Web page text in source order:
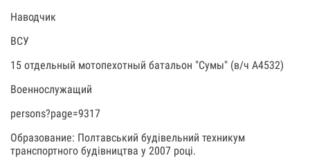
Наводчик
ВСУ
15 отдельный мотопехотный батальон "Сумы" (в/ч А4532)
Военнослужащий
persons?page=9317
Образование: Полтавський будівельний техникум
транспортного будівництва у 2007 році.